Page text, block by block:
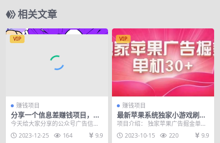
相关文章
VIP
赚钱项目
分享一个信息差赚钱项目，只
需要是私信就有收益，0成本
每单至少50+
今天给大家分享的公众号广告信息
差 最近，荔枝又发现了一个简单易
行的方法，只需向公...
2023-12-25 164 9.9
VIP
赚钱项目
最新苹果系统独家小游戏刷金
单机日入30-50 稳定长久吃肉
玩法
项目介绍： 独家苹果广告掘金单机
每天20-50 目前平台每天可以看30-
50个广...
2023-10-15 220 9.9